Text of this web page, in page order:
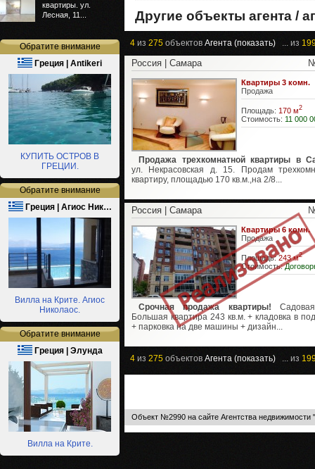
квартиры. ул.
Лесная, 11...
Обратите внимание
Греция | Antikeri
КУПИТЬ ОСТРОВ В
ГРЕЦИИ.
Обратите внимание
Греция | Агиос Ник…
Вилла на Крите. Агиос
Николаос.
Обратите внимание
Греция | Элунда
Вилла на Крите.
Другие объекты агента /
4 из 275 объектов Агента (показать) ... из
Россия | Самара
Квартиры 3 комн.
Продажа
Площадь: 170 м2
Стоимость: 11 000
Продажа трехкомнатной квартиры в
ул. Некрасовская д. 15. Продам
квартиру, площадью 170 кв.м.,на 2/8...
Россия | Самара
Квартиры 6 комн.
Продажа
Площадь:243 м2
Стоимость:
Срочная продажа квартиры!
Большая квартира 243 кв.м. + кладовка в
+ парковка на две машины + дизайн...
4 из 275 объектов Агента (показать) ... из
Объект №2990 на сайте Агентства недвижимости